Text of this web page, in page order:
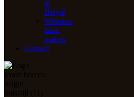
in
België
Websites
laten
maken
Contact